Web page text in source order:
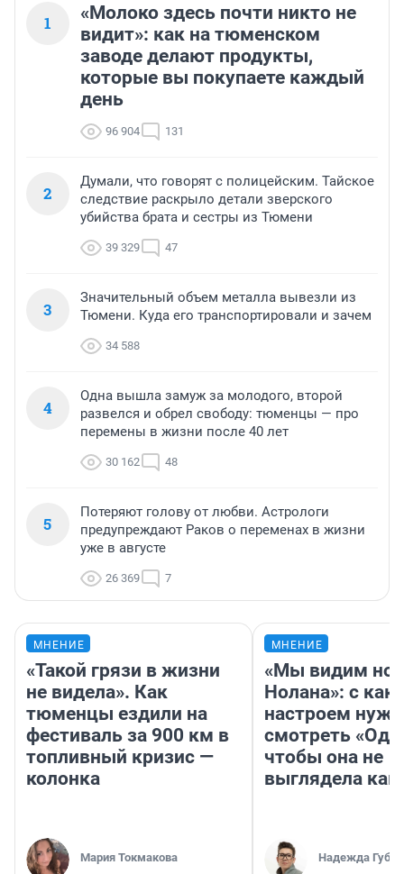
1
«Молоко здесь почти никто не
видит»: как на тюменском
заводе делают продукты,
которые вы покупаете каждый
день
96 904 131
2
Думали, что говорят с полицейским. Тайское
следствие раскрыло детали зверского
убийства брата и сестры из Тюмени
39 329 47
3
Значительный объем металла вывезли из
Тюмени. Куда его транспортировали и зачем
34 588
4
Одна вышла замуж за молодого, второй
развелся и обрел свободу: тюменцы — про
перемены в жизни после 40 лет
30 162 48
5
Потеряют голову от любви. Астрологи
предупреждают Раков о переменах в жизни
уже в августе
26 369 7
МНЕНИЕ
«Такой грязи в жизни
не видела». Как
тюменцы ездили на
фестиваль за 900 км в
топливный кризис —
колонка
Мария Токмакова
МНЕНИЕ
«Мы видим
Нолана»: с
настроем
смотреть
чтобы она не
выглядела как
Надежда